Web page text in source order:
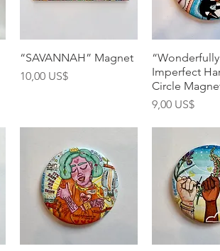
Vista rápida
“SAVANNAH” Magnet
Precio
10,00 US$
Vista
“Wonderfully
Imperfect
Circle
Precio
9,00 US$